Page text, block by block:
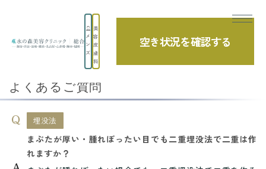
メ
ン
ズ
美
容
皮
膚
科
空き状況を確認する
TOP よくあるご質問
まぶたが厚い・腫れぼったい目でも二重埋没...
よくあるご質問
埋没法
まぶたが厚い・腫れぼったい目でも二重埋没法で二重は作
れますか？